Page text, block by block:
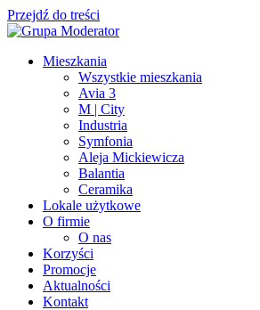
Przejdź do treści
Mieszkania
Wszystkie mieszkania
Avia 3
M | City
Industria
Symfonia
Aleja Mickiewicza
Balantia
Ceramika
Lokale użytkowe
O firmie
O nas
Korzyści
Promocje
Aktualności
Kontakt